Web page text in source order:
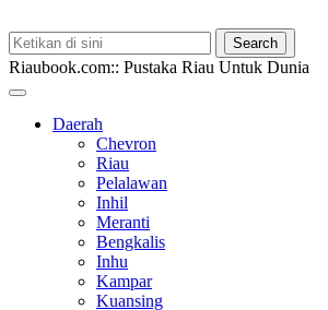
Riaubook.com:: Pustaka Riau Untuk Dunia
Daerah
Chevron
Riau
Pelalawan
Inhil
Meranti
Bengkalis
Inhu
Kampar
Kuansing